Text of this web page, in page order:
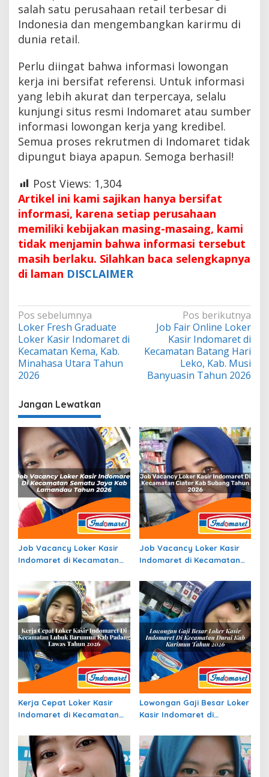
salah satu perusahaan retail terbesar di
Indonesia dan mengembangkan karirmu di
dunia retail.
Perlu diingat bahwa informasi lowongan
kerja ini bersifat referensi. Untuk informasi
yang lebih akurat dan terpercaya, selalu
kunjungi situs resmi Indomaret atau sumber
informasi lowongan kerja yang kredibel.
Semua proses rekrutmen di Indomaret tidak
dipungut biaya apapun. Semoga berhasil!
Post Views: 1,304
Artikel ini kami sajikan hanya bersifat
informasi, karena setiap perusahaan
memiliki kebijakan masing-masaing, kami
tidak menjamin bahwa informasi tersebut
masih berlaku. Silahkan baca selengkapnya
di laman DISCLAIMER
Navigasi
pos
Pos sebelumnya
Loker Fresh Graduate
Loker Kasir Indomaret di
Kecamatan Kema, Kab.
Minahasa Utara Tahun
2026
Pos berikutnya
Job Fair Online Loker
Kasir Indomaret di
Kecamatan Batang Hari
Leko, Kab. Musi
Banyuasin Tahun 2026
Jangan Lewatkan
Job Vacancy Loker Kasir
Indomaret di Kecamatan
Lamandau Tahun 2026
Job Vacancy Loker Kasir
Indomaret di Kecamatan
2026
Kerja Cepat Loker Kasir
Indomaret di Kecamatan
Padang Lawas Tahun 2026
Lowongan Gaji Besar Loker
Kasir Indomaret di
Karimun Tahun 2026